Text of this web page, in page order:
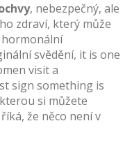
, nebezpečný, ale
zdraví, který může
svědění, it is one
visit a
sign something is
si můžete
že něco není v